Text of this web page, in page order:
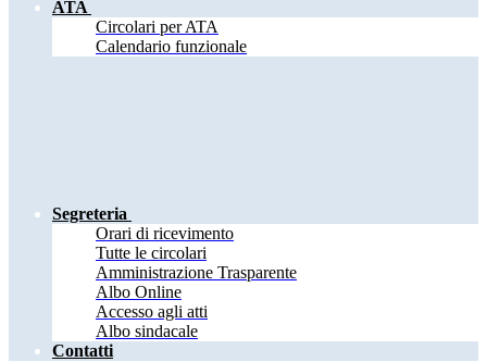
ATA
Circolari per ATA
Calendario funzionale
Segreteria
Orari di ricevimento
Tutte le circolari
Amministrazione Trasparente
Albo Online
Accesso agli atti
Albo sindacale
Contatti